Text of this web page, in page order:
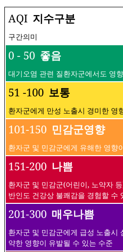
AQI 지수구분
구간의미
0 - 50 좋음
대기오염 관련 질환자군에서도 영
51 -100 보통
환자군에게 만성 노출시 경미한 영
101-150 민감군영향
환자군 및 민감군에게 유해한 영향
151-200 나쁨
환자군 및 민감군(어린이, 노약자
반인도 건강상 불쾌감을 경험할 수
201-300 매우나쁨
환자군 및 민감군에게 급성 노출시
약한 영향이 유발될 수 있는 수준